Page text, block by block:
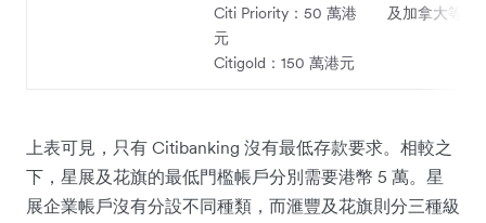
Citi Priority：50 萬港
元
Citigold：150 萬港元
及加拿大等
上表可見，只有 Citibanking 沒有最低存款要求。相較之
下，星展及花旗的最低門檻帳戶分別需要港幣 5 萬。星
展企業帳戶沒有分設不同種類，而滙豐及花旗則分三種級